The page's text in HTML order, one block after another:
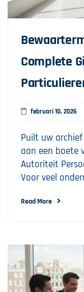
Complete
februari 10, 2026
Puilt uw
aan een boete
Autoriteit
Voor veel
Read More